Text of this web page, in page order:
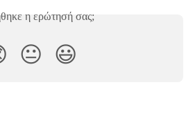
η ερώτησή σας;
😐 😃